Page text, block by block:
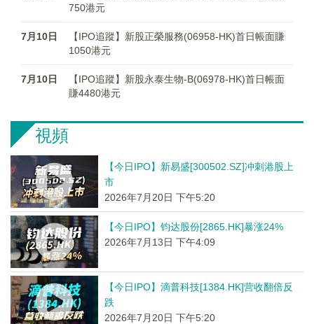
750港元
7月10日
【IPO追蹤】新股正榮服務(06958-HK)首日帳面賺
1050港元
7月10日
【IPO追蹤】新股永泰生物-B(06978-HK)首日帳面
賺4480港元
視頻
【今日IPO】新易盛[300502.SZ]冲刺港股上
市
2026年7月20日 下午5:20
【今日IPO】钧达股份[2865.HK]暴涨24%
2026年7月13日 下午4:09
【今日IPO】滴普科技[1384.HK]营收翻倍反
跌
2026年7月20日 下午5:20